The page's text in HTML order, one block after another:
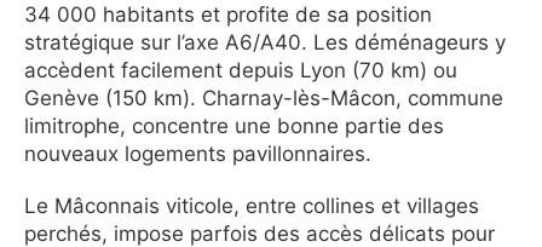
34 000 habitants et profite de sa position
stratégique sur l’axe A6/A40. Les déménageurs y
accèdent facilement depuis Lyon (70 km) ou
Genève (150 km). Charnay-lès-Mâcon, commune
limitrophe, concentre une bonne partie des
nouveaux logements pavillonnaires.
Le Mâconnais viticole, entre collines et villages
perchés, impose parfois des accès délicats pour